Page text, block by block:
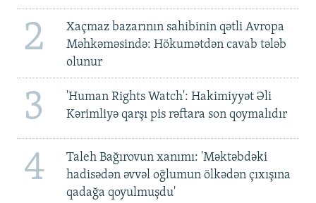
2
Xaçmaz bazarının sahibinin qətli Avropa
Məhkəməsində: Hökumətdən cavab tələb
olunur
3
'Human Rights Watch': Hakimiyyət Əli
Kərimliyə qarşı pis rəftara son qoymalıdır
4
Taleh Bağırovun xanımı: 'Məktəbdəki
hadisədən əvvəl oğlumun ölkədən çıxışına
qadağa qoyulmuşdu'